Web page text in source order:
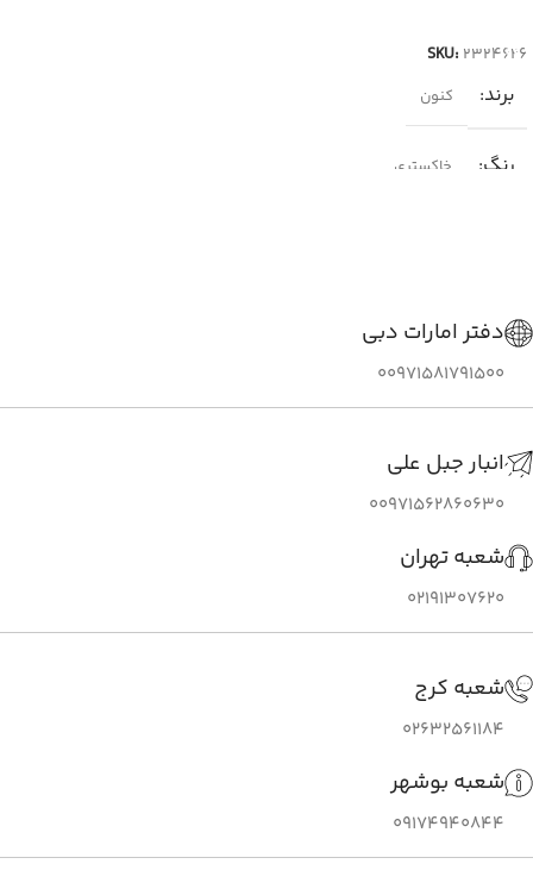
SKU: 2324626
برند کنون
رنگ خاکستری
دفتر امارات دبی
00971581791500
انبار جبل علی
00971562860630
شعبه تهران
02191307620
شعبه کرج
02632561184
شعبه بوشهر
09174940844